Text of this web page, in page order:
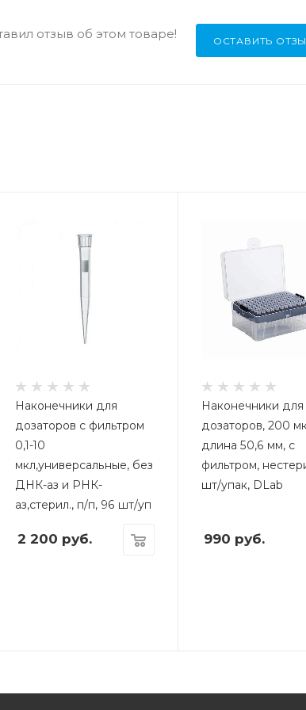
ОСТАВИТЬ
отзыв об этом товаре!
Наконечники для
дозаторов с фильтром
0,1-10
мкл,универсальные, без
ДНК-аз и РНК-
аз,стерил., п/п, 96 шт/уп
2 200 руб.
Наконечники для
дозаторов, 200
длина 50,6 мм, с
фильтром,
шт/упак, DLab
990 руб.